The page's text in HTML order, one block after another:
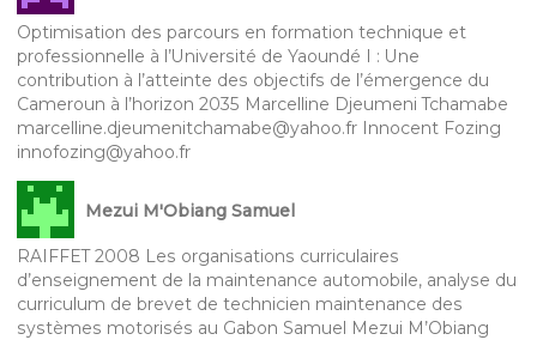
Optimisation des parcours en formation technique et
professionnelle à l’Université de Yaoundé I : Une
contribution à l’atteinte des objectifs de l’émergence du
Cameroun à l’horizon 2035 Marcelline Djeumeni Tchamabe
marcelline.djeumenitchamabe@yahoo.fr Innocent Fozing
innofozing@yahoo.fr
Mezui M'Obiang Samuel
RAIFFET 2008 Les organisations curriculaires
d’enseignement de la maintenance automobile, analyse du
curriculum de brevet de technicien maintenance des
systèmes motorisés au Gabon Samuel Mezui M’Obiang